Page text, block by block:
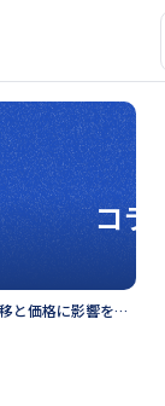
コラ
生コンクリートの価格が高騰？価格推移と価格に影響を与える要因を解説